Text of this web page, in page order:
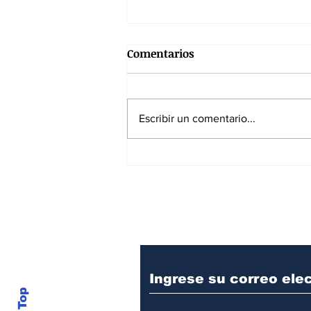
Comentarios
Escribir un comentario...